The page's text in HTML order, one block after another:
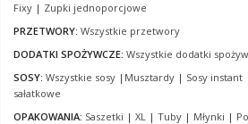
Fixy | Zupki jednoporcjowe
PRZETWORY: Wszystkie przetwory
DODATKI SPOŻYWCZE: Wszystkie dodatki
SOSY: Wszystkie sosy | Musztardy | Sosy instant
sałatkowe
OPAKOWANIA: Saszetki | XL | Tuby | Młynki |